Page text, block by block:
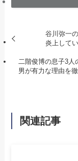
谷川弥一
炎上して
二階俊博の息子3人
男が有力な理由を
関連記事